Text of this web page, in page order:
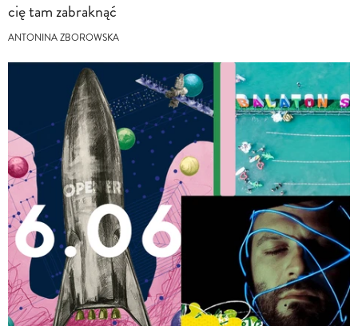
cię tam zabraknąć
ANTONINA ZBOROWSKA